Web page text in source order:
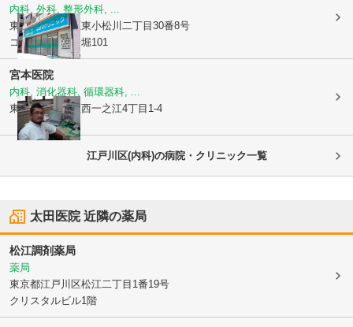
内科, 外科, 整形外科, ...
東京都江戸川区東小松川二丁目30番8号
コーポレート船堀101
宮本医院
内科, 消化器科, 循環器科, ...
東京都江戸川区西一之江4丁目1-4
江戸川区(内科)の病院・クリニック一覧
太田医院近隣の薬局
松江調剤薬局
薬局
東京都江戸川区松江二丁目1番19号
クリスタルビル1階